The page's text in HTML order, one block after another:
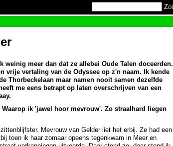
weinig meer dan dat ze allebei Oude Talen doceerden.
vrije vertaling van de Odyssee op z'n naam. Ik kende
Thorbeckelaan maar namen nooit samen dezelfde
me eens betrapt op laten overschrijven van een
ik 'jawel hoor mevrouw'. Zo straalhard liegen
Mevrouw van Gelder liet het erbij. Ze had een
toen ik haar zomaar opeens tegenkwam in Meer en